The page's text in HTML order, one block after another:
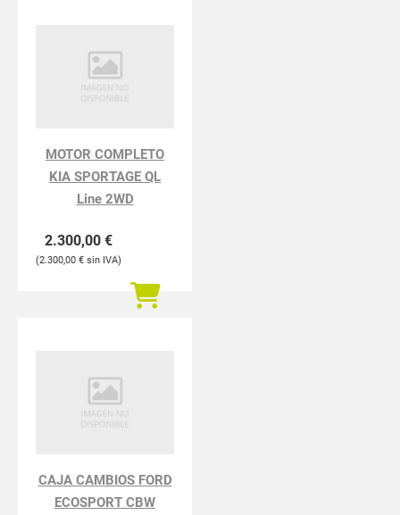
MOTOR COMPLETO
KIA SPORTAGE QL
Line 2WD
2.300,00 €
2.300,00 €
CAJA CAMBIOS FORD
ECOSPORT CBW